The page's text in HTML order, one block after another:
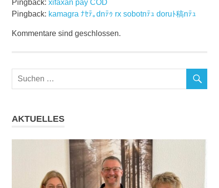
Pingback: xifaxan pay COD
Pingback: kamagra ﾅｾﾃ｡dnﾃｩ rx sobotnﾃｭ doruﾄ稿nﾃｭ
Kommentare sind geschlossen.
AKTUELLES